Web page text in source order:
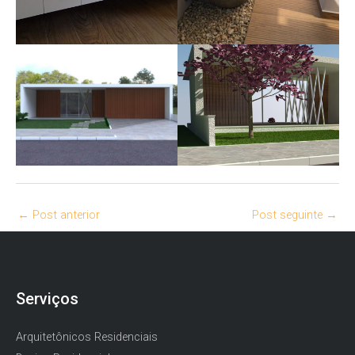
← Post anterior Post seguinte →
Serviços
Arquitetônicos Residenciais